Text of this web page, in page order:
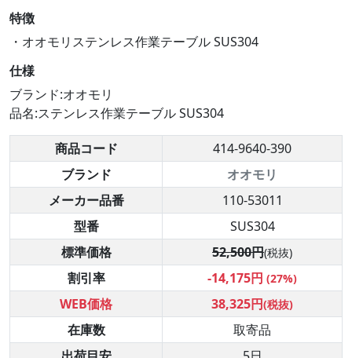
特徴
・オオモリステンレス作業テーブル SUS304
仕様
ブランド:オオモリ
品名:ステンレス作業テーブル SUS304
商品コード
414-9640-390
ブランド
オオモリ
メーカー品番
110-53011
型番
SUS304
標準価格
52,500円(税抜)
割引率 -14,175円 (27%)
WEB価格 38,325円(税抜)
在庫数
取寄品